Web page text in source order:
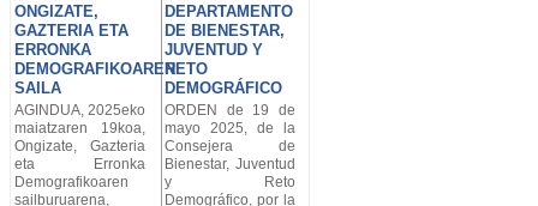
ONGIZATE,
GAZTERIA ETA
ERRONKA
DEMOGRAFIKOAREN
SAILA
DEPARTAMENTO
DE BIENESTAR,
JUVENTUD Y
RETO
DEMOGRÁFICO
AGINDUA, 2025eko
maiatzaren 19koa,
Ongizate, Gazteria
eta Erronka
Demografikoaren
sailburuarena,
ORDEN de 19 de
mayo 2025, de la
Consejera de
Bienestar, Juventud
y Reto
Demográfico, por la